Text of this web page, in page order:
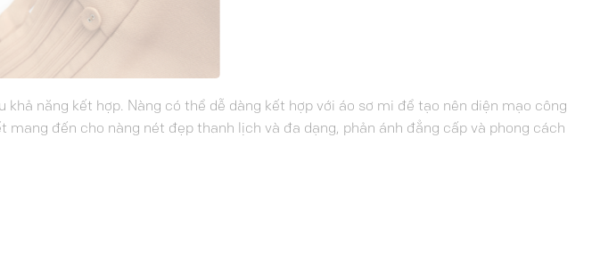
năng kết hợp. Nàng có thể dễ dàng kết hợp với áo sơ mi để tạo nên diện mạo công
đến cho nàng nét đẹp thanh lịch và đa dạng, phản ánh đẳng cấp và phong cách